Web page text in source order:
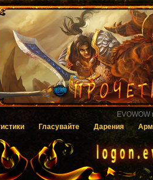
Гласувайте за
Гласувайте Дарения